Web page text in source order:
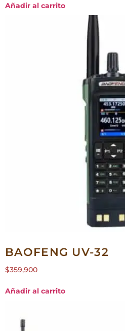
Añadir al carrito
BAOFENG UV-32
$359,900
Añadir al carrito